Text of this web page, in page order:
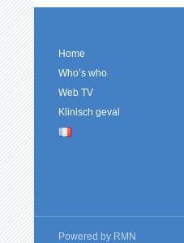
Home
Who’s who
Web TV
Klinisch geval
Powered by RMN